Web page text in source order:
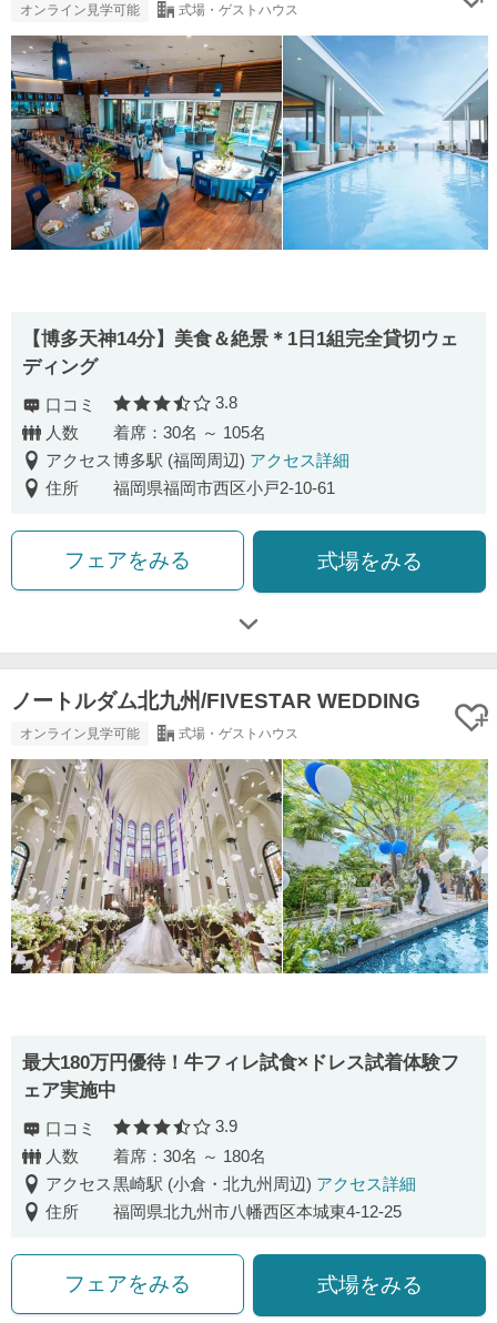
オンライン見学可能 式場・ゲストハウス
【博多天神14分】美食＆絶景＊1日1組完全貸切ウェ
ディング
口コミ 口コミ評価
3.8
人数
着席：30名 ～ 105名
アクセス博多駅 (福岡周辺) アクセス詳細
住所
福岡県福岡市西区小戸2-10-61
フェアをみる 式場をみる
ノートルダム北九州/FIVESTAR WEDDING
オンライン見学可能 式場・ゲストハウス
最大180万円優待！牛フィレ試食×ドレス試着体験フ
ェア実施中
口コミ 口コミ評価
3.9
人数
着席：30名 ～ 180名
アクセス黒崎駅 (小倉・北九州周辺) アクセス詳細
住所
福岡県北九州市八幡西区本城東4-12-25
フェアをみる 式場をみる